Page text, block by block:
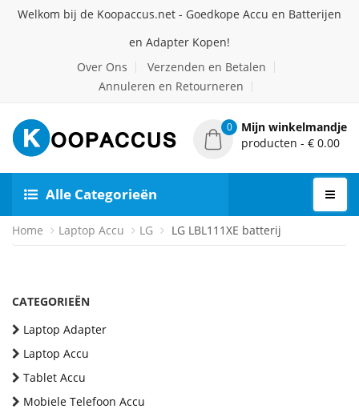
Welkom bij de Koopaccus.net - Goedkope Accu en Batterijen
en Adapter Kopen!
Over Ons
Verzenden en Betalen
Annuleren en Retourneren
0
Mijn winkelmandje
producten - € 0.00
Alle Categorieën
Home Laptop Accu LG LG LBL111XE batterij
CATEGORIEËN
Laptop Adapter
Laptop Accu
Tablet Accu
Mobiele Telefoon Accu